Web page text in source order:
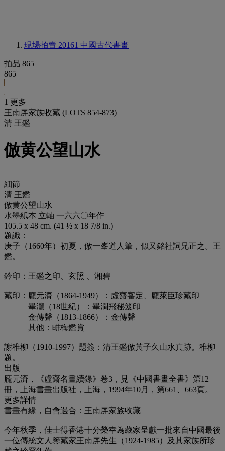
現場拍賣 20161 中國古代書畫
拍品 865
865
1 更多
王南屏家族收藏 (LOTS 854-873)
清 王鑑
倣黄公望山水
細節
清 王鑑
倣黄公望山水
水墨紙本 立軸 一六六〇年作
105.5 x 48 cm. (41 ½ x 18 7/8 in.)
題識：
庚子（1660年）初夏，倣一峯道人筆，似又銘社詞兄正之。王
鑑。
鈐印：王鑑之印、玄照 、湘碧
藏印：龐元濟（1864-1949）：虛齋審定、龐萊臣珍藏印
畢瀧（18世紀）：畢澗飛秘笈印
金傳聲（1813-1866）：金傳聲
其他：畊梅鑑賞
謝稚柳（1910-1997）題簽：清王鑑倣黃子久山水真跡。稚柳
題。
出版
龐元濟，《虛齋名畫續錄》卷3，見《中國書畫全書》第12
冊，上海書畫出版社，上海，1994年10月，第661、663頁。
更多詳情
書畫有緣，自會遇合：王南屏家族收藏
今年秋季，佳士得香港十分榮幸為藏家呈獻一批來自中國最後
一位傳統文人鑒藏家王南屏先生（1924-1985）及其家族所珍